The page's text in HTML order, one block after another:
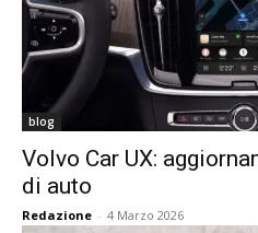
blog
Volvo Car UX:
di auto
Redazione - 4 Marzo 2026